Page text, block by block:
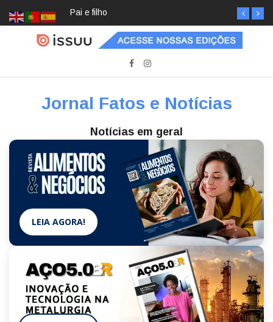
Pai e filho
Jornal Fatos e Notícias
Notícias em geral
LEIA AGORA!